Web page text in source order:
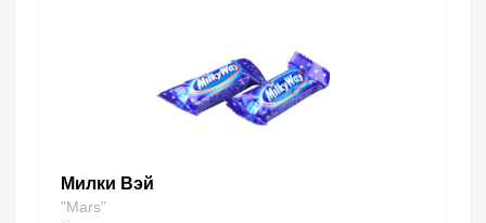
Милки Вэй
"Mars"